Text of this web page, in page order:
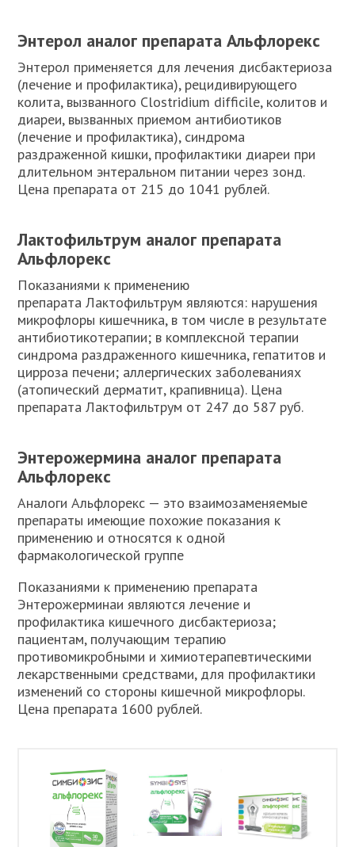
Энтерол аналог препарата Альфлорекс
Энтерол применяется для лечения дисбактериоза
(лечение и профилактика), рецидивирующего
колита, вызванного Clostridium difficile, колитов и
диареи, вызванных приемом антибиотиков
(лечение и профилактика), синдрома
раздраженной кишки, профилактики диареи при
длительном энтеральном питании через зонд.
Цена препарата от 215 до 1041 рублей.
Лактофильтрум аналог препарата
Альфлорекс
Показаниями к применению
препарата Лактофильтрум являются: нарушения
микрофлоры кишечника, в том числе в результате
антибиотикотерапии; в комплексной терапии
синдрома раздраженного кишечника, гепатитов и
цирроза печени; аллергических заболеваниях
(атопический дерматит, крапивница). Цена
препарата Лактофильтрум от 247 до 587 руб.
Энтерожермина аналог препарата
Альфлорекс
Аналоги Альфлорекс — это взаимозаменяемые
препараты имеющие похожие показания к
применению и относятся к одной
фармакологической группе
Показаниями к применению препарата
Энтерожерминаи являются лечение и
профилактика кишечного дисбактериоза;
пациентам, получающим терапию
противомикробными и химиотерапевтическими
лекарственными средствами, для профилактики
изменений со стороны кишечной микрофлоры.
Цена препарата 1600 рублей.